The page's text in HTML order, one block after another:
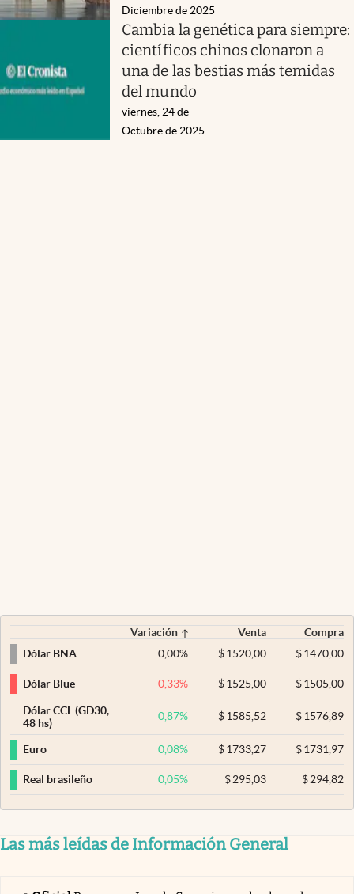
Diciembre de 2025
Cambia la genética para siempre:
científicos chinos clonaron a
una de las bestias más temidas
del mundo
viernes, 24 de
Octubre de 2025
Variación Venta
Compra
Dólar BNA
0,00% $ 1520,00 $1470,00
Dólar Blue -0,33% $ 1525,00 $1505,00
Dólar CCL (GD30,
48 hs)
0,87% $ 1585,52 $1576,89
Euro 0,08% $ 1733,27 $1731,97
Real brasileño 0,05% $ 295,03 $294,82
Las más leídas de Información General